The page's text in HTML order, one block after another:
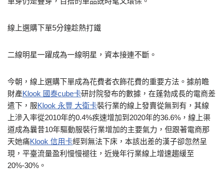
線上選購下單5分鐘趁熱打鐵
二線明星一躍成為一線明星，資本接連不斷。
今朝，線上選購下單成為花費者衣飾花費的重要方法。據前瞻
財產Klook 國泰cube卡研討院發布的數據，在蓬勃成長的電商差
遣下，服Klook 永豐 大衛卡裝行業的線上發賣從無到有，其線
上滲入率從2010年的0.4%疾速增加到2020年的36.6%，線上渠
道成為曩昔10年驅動服裝行業增加的主要氣力，但跟著電商那
天她痛Klook 信用卡經到無法下床，本該出差的漢子卻忽然呈
現，平臺流量盈利慢慢褪往，近幾年行業線上增速趨緩至
20%-30%。